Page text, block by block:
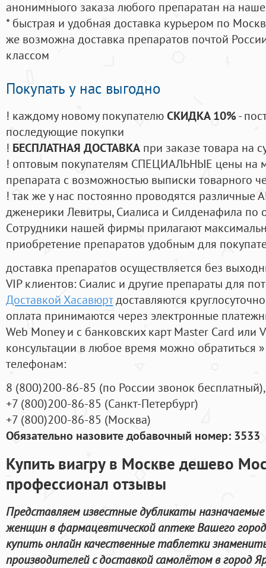
анонимныого заказа любого препаратан на
* быстрая и удобная доставка курьером по
же возможна доставка препаратов почтой
классом
Покупать у нас выгодно
! каждому новому покупателюСКИДКА 10%-
последующие покупки
! БЕСПЛАТНАЯ ДОСТАВКА при заказе товара на
! оптовым покупателям СПЕЦИАЛЬНЫЕ цены на
препарата с возможностью выписки товарного
! так же у нас постоянно проводятся
дженерики Левитры, Сиалиса и Силденафила по
Cотрудники нашей фирмы прилагают
приобретение препаратов удобным для
доставка препаратов осуществляется без
VIP клиентов: Сиалис и другие препараты для
Доставкой Хасавюртдоставляются круглосуточно
оплата принимаются через электронные
Web Money и с банковских карт Master Card или
консультации в любое время можно обратиться
телефонам:
8 (800)200-86-85 (по России звонок бесплатный),
+7 (800)200-86-85 (Санкт-Петербург)
+7 (800)200-86-85 (Москва)
Обязательно назовите добавочный номер: 3533
Купить виагру в Москве дешево
профессионал отзывы
Представляем известные дубликаты
женщин в фармацевтической аптеке Вашего
купить онлайн качественные таблетки
производителей с доставкой самолётом в город